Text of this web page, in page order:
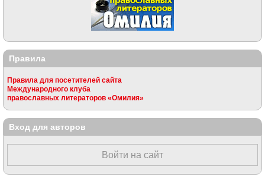
Правила
Правила для посетителей сайта
Международного клуба
православных литераторов «Омилия»
Вход для авторов
Войти на сайт